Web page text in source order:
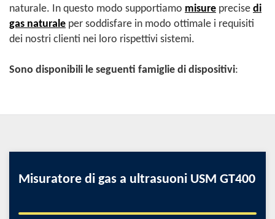
naturale. In questo modo supportiamo misure precise di
gas naturale per soddisfare in modo ottimale i requisiti
dei nostri clienti nei loro rispettivi sistemi.
Sono disponibili le seguenti famiglie di dispositivi:
Misuratore di gas a ultrasuoni USM GT400